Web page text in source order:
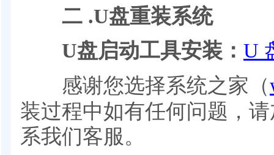
二 .U盘重装系统
U盘启动工具安装： U
感谢您选择系统之家（
装过程中如有任何问题，请
系我们客服。